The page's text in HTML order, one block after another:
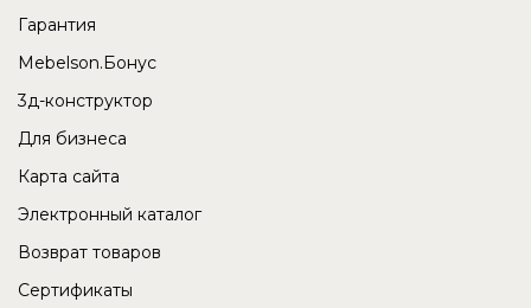
Гарантия
Mebelson.Бонус
3д-конструктор
Для бизнеса
Карта сайта
Электронный каталог
Возврат товаров
Сертификаты